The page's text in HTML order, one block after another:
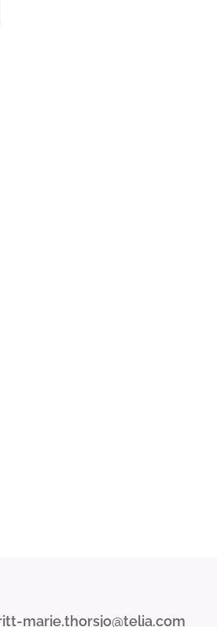
marie.thorsjo@telia.com